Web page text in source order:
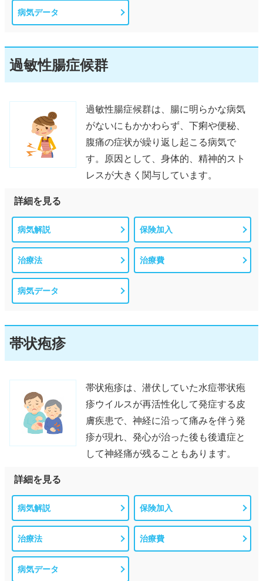
病気データ
過敏性腸症候群
過敏性腸症候群は、腸に明らかな病気
がないにもかかわらず、下痢や便秘、
腹痛の症状が繰り返し起こる病気で
す。原因として、身体的、精神的スト
レスが大きく関与しています。
詳細を見る
病気解説 保険加入
治療法 治療費
病気データ
帯状疱疹
帯状疱疹は、潜伏していた水痘帯状疱
疹ウイルスが再活性化して発症する皮
膚疾患で、神経に沿って痛みを伴う発
疹が現れ、発心が治った後も後遺症と
して神経痛が残ることもあります。
詳細を見る
病気解説 保険加入
治療法 治療費
病気データ